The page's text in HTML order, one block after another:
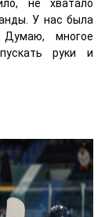
не хватало
У нас была
Думаю, многое
руки и